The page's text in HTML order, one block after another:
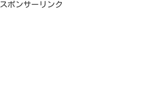
スポンサーリンク